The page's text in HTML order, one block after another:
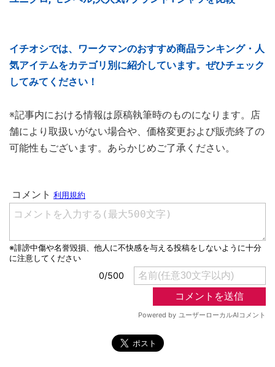
イチオシでは、ワークマンのおすすめ商品ランキング・人
気アイテムをカテゴリ別に紹介しています。ぜひチェック
してみてください！
※記事内における情報は原稿執筆時のものになります。店
舗により取扱いがない場合や、価格変更および販売終了の
可能性もございます。あらかじめご了承ください。